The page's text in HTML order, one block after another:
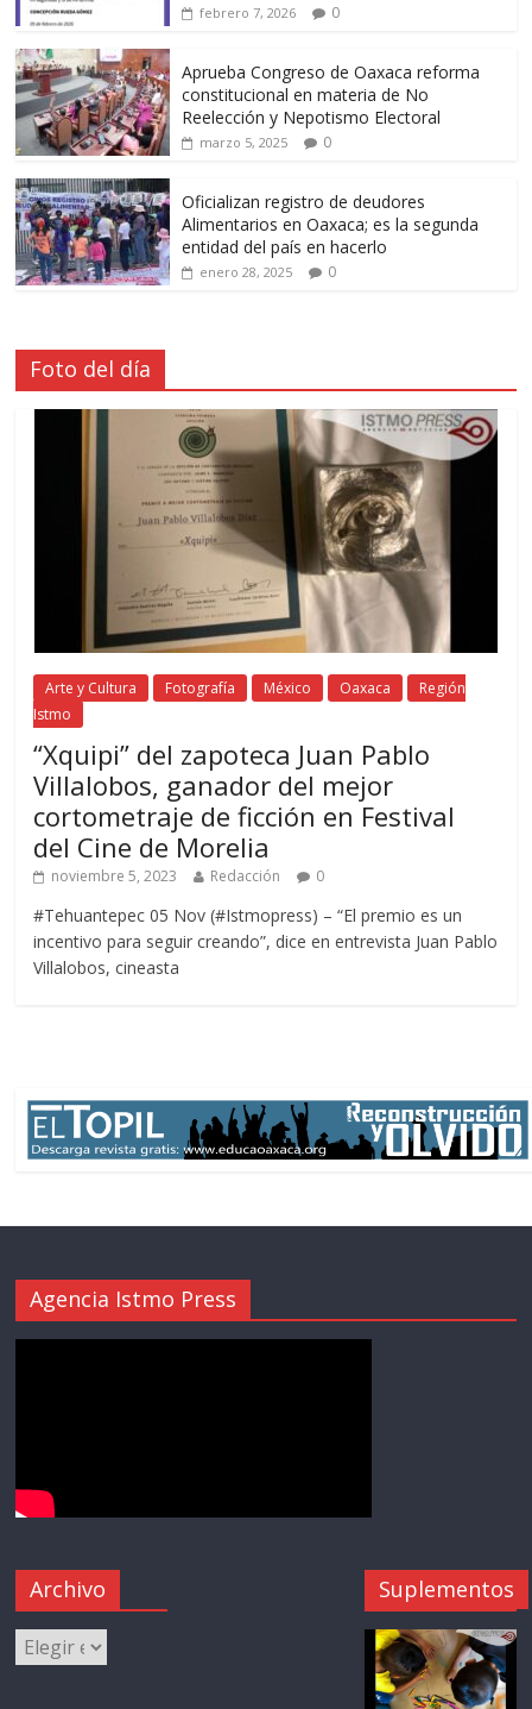
febrero 7, 2026 0
Aprueba Congreso de Oaxaca reforma
constitucional en materia de No
Reelección y Nepotismo Electoral
marzo 5, 2025 0
Oficializan registro de deudores
Alimentarios en Oaxaca; es la segunda
entidad del país en hacerlo
enero 28, 2025 0
Foto del día
Arte y Cultura Fotografía México Oaxaca
Región
Istmo
“Xquipi” del zapoteca Juan Pablo
Villalobos, ganador del mejor
cortometraje de ficción en Festival
del Cine de Morelia
noviembre 5, 2023 Redacción 0
#Tehuantepec 05 Nov (#Istmopress) – “El premio es un
incentivo para seguir creando”, dice en entrevista Juan Pablo
Villalobos, cineasta
Agencia Istmo Press
Archivo Suplementos